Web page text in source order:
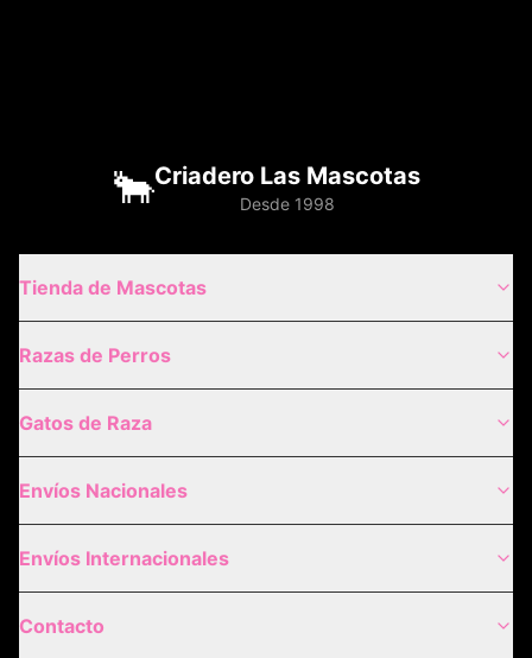
🐂Criadero Las Mascotas
Desde 1998
Tienda de Mascotas
Razas de Perros
Gatos de Raza
Envíos Nacionales
Envíos Internacionales
Contacto